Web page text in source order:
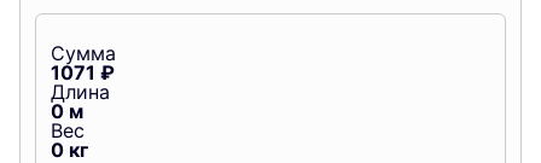
Сумма
1071 ₽
Длина
0м
Вес
0 кг